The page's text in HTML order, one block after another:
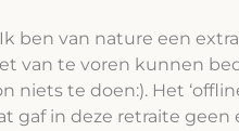
ben van nature een
van te voren kunnen
te doen:). Het
gaf in deze retraite